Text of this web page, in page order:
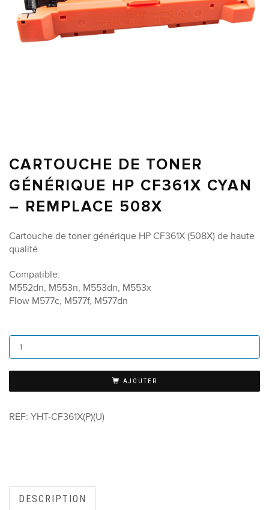
CARTOUCHE DE TONER
GÉNÉRIQUE HP CF361X CYAN
– REMPLACE 508X
Cartouche de toner générique HP CF361X (508X) de haute
qualité.
Compatible:
M552dn, M553n, M553dn, M553x
Flow M577c, M577f, M577dn
AJOUTER
REF: YHT-CF361X(P)(U)
DESCRIPTION